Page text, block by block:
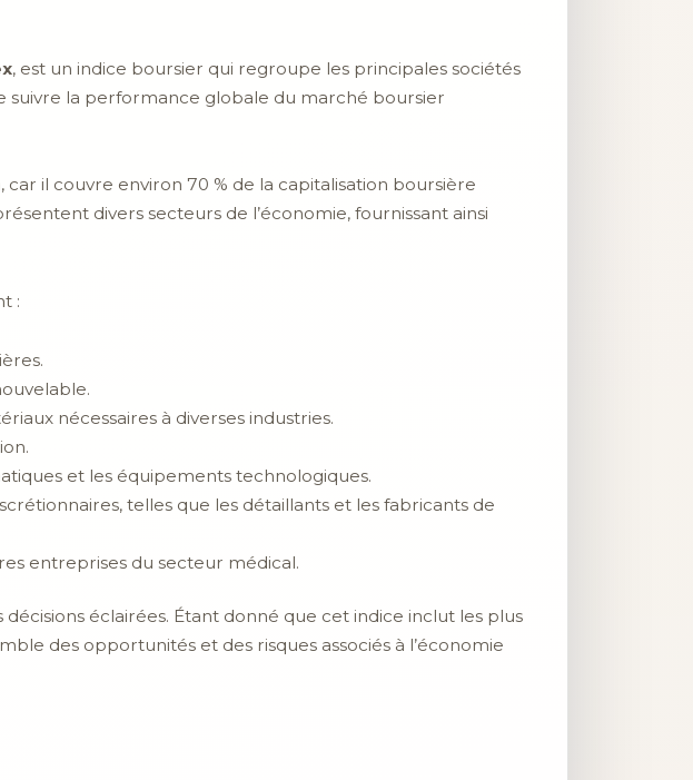
, est un indice boursier qui regroupe les principales sociétés
suivre la performance globale du marché boursier
car il couvre environ 70 % de la capitalisation boursière
divers secteurs de l’économie, fournissant ainsi
:
nécessaires à diverses industries.
et les équipements technologiques.
telles que les détaillants et les fabricants de
entreprises du secteur médical.
éclairées. Étant donné que cet indice inclut les plus
des opportunités et des risques associés à l’économie